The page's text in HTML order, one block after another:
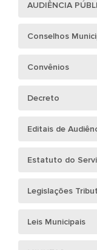
AUDIÊNCIA
Conselhos
Convênios
Decreto
Editais de
Estatuto do
Legislações
Leis Municipais